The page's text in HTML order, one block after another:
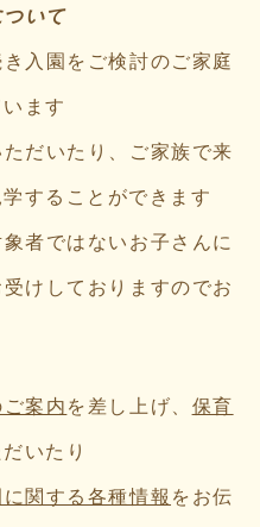
いて
入園をご検討のご家庭
ます
だいたり、ご家族で来
することができます
者ではないお子さんに
けしておりますのでお
案内 を差し上げ、 保育
いたり
関する各種情報 をお伝